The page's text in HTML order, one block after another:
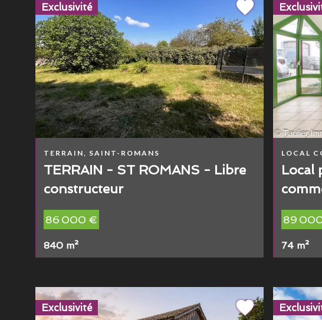
TERRAIN, SAINT-ROMANS
TERRAIN - ST ROMANS - Libre
constructeur
86 000 €
840 m²
Exclusivité
LOCAL
Local
89
74 m²
Exclusivité